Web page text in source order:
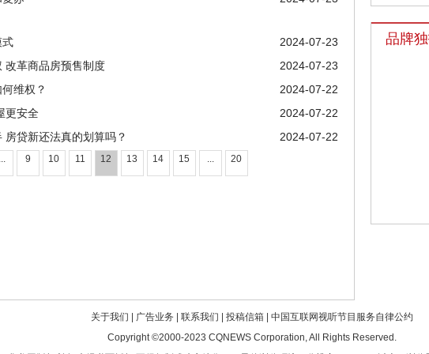
式
2024-07-23
改革商品房预售制度
2024-07-23
维权？
2024-07-22
更安全
2024-07-22
贷新还法真的划算吗？ 2024-07-22
... 9 10 11 12 13 14 15 ... 20
品牌
关于我们 广告业务 联系我们 投稿信箱
中国互联网视听节目服务自律公约
Copyright ©2000-2023 CQNEWS Corporation, All Rights Reserved.